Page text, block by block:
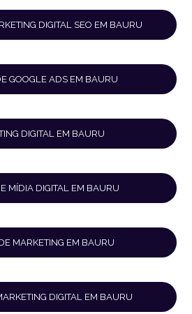
DIGITAL SEO EM BAURU
GOOGLE ADS EM BAURU
DIGITAL EM BAURU
MÍDIA DIGITAL EM BAURU
MARKETING EM BAURU
DIGITAL EM BAURU